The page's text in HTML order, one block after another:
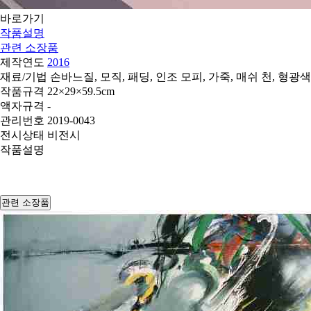
바로가기
작품설명
관련 소장품
제작연도 2016
재료/기법 손바느질, 모직, 패딩, 인조 모피, 가죽, 매쉬 천, 형광
작품규격 22×29×59.5cm
액자규격 -
관리번호 2019-0043
전시상태 비전시
작품설명
관련 소장품